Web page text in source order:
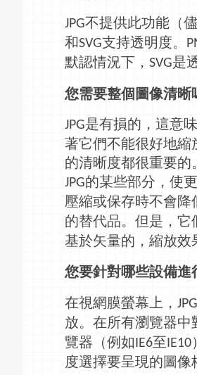
JPG不提供此功能（
和SVG支持透明度。
默認情況下， SVG是
您需要整個圖像清晰
JPG是有損的，這意
著它們不能很好地縮
的清晰度都很重要的
JPG的某些部分，使
壓縮或保存時不會降
的替代品。但是，它
基於矢量的，縮放效
您要針對哪些設備進
在視網膜螢幕 上， JPG
放。在所有瀏覽器中
覽器（例如 IE6至 IE10
度選擇要呈現的圖像